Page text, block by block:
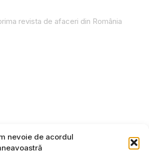
nevoie de acordul
revista de afaceri din România